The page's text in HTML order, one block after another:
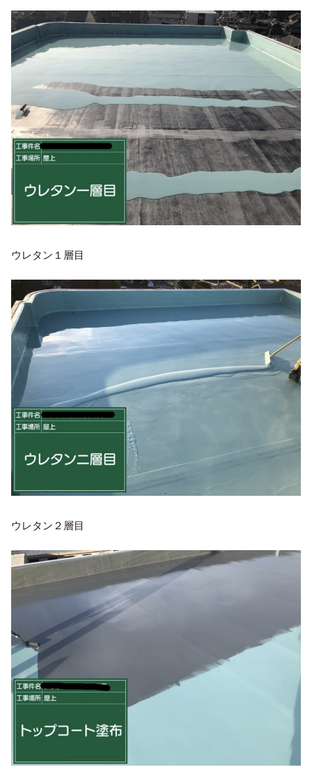
ウレタン１層目
ウレタン２層目